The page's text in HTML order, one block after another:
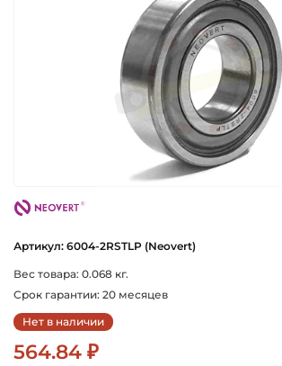
Артикул: 6004-2RSTLP (Neovert)
Вес товара: 0.068 кг.
Срок гарантии: 20 месяцев
Нет в наличии
564.84 ₽